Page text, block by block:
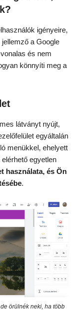
igényeire,
a Google
és nem
könnyíti meg a
látványt nyújt,
egyáltalán
menükkel, ehelyett
egyetlen
használata, és Ön
.
örülnék neki, ha több